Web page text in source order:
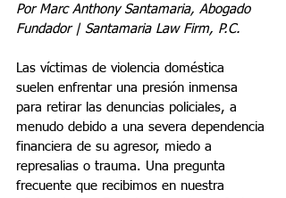
Por Marc Anthony Santamaria, Abogado
Fundador | Santamaria Law Firm, P.C.
Las víctimas de violencia doméstica
suelen enfrentar una presión inmensa
para retirar las denuncias policiales, a
menudo debido a una severa dependencia
financiera de su agresor, miedo a
represalias o trauma. Una pregunta
frecuente que recibimos en nuestra